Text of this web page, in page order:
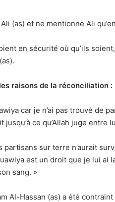
(as) et ne mentionne Ali
en sécurité où qu’ils
raisons de la réconciliation :
car je n’ai pas trouvé de
ce qu’Allah juge entre
partisans sur terre n’aurait
est un droit que je lui ai
sang. »
Al-Hassan (as) a été